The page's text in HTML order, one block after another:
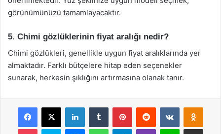
görünümünüzü tamamlayacaktır.
5. Chimi gözlüklerinin fiyat aralığı nedir?
Chimi gözlükleri, genellikle uygun fiyat aralıklarında yer
almaktadır. Farklı bütçelere hitap eden seçenekler
sunarak, herkesin şıklığını artırmasına olanak tanır.
Facebook
X LinkedInTumblr PinterestReddit VKontakte
Pocket Skype MessengerWhatsAppTelegramViber Line E-Posta ile